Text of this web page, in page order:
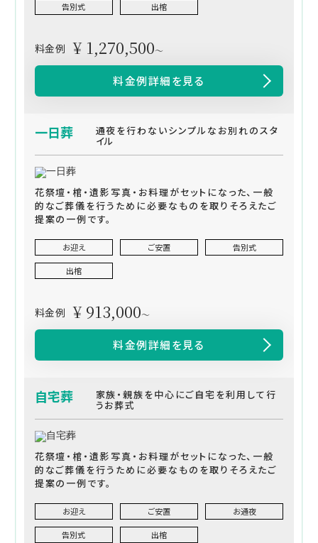
告別式 出棺
料金例 ¥ 1,270,500～
料金例詳細を見る
一日葬 通夜を行わないシンプルなお別れのスタ
イル
花祭壇・棺・遺影写真・お料理がセットになった、一般
的なご葬儀を行うために必要なものを取りそろえたご
提案の一例です。
お迎え ご安置 告別式
出棺
料金例 ¥ 913,000～
料金例詳細を見る
自宅葬 家族・親族を中心にご自宅を利用して行
うお葬式
花祭壇・棺・遺影写真・お料理がセットになった、一般
的なご葬儀を行うために必要なものを取りそろえたご
提案の一例です。
お迎え ご安置 お通夜
告別式 出棺